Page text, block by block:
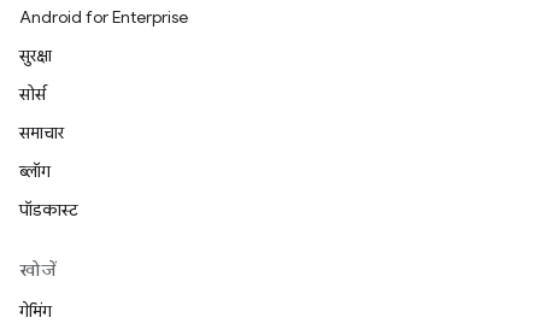
Android for Enterprise
सुरक्षा
सोर्स
समाचार
ब्लॉग
पॉडकास्ट
खोजें
गेमिंग